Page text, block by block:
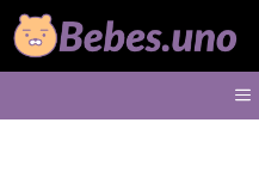
Saltar
al